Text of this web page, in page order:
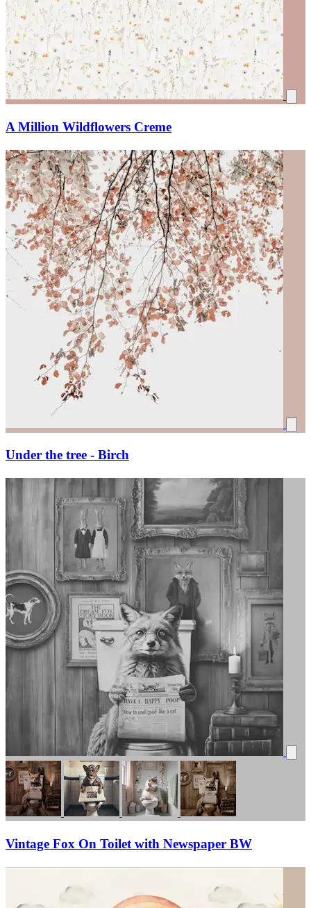
A Million Wildflowers Creme
Under the tree - Birch
Vintage Fox On Toilet with Newspaper BW